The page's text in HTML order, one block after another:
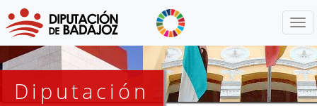
Diputación